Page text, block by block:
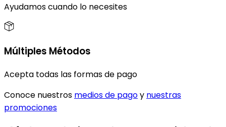
Ayudamos cuando lo necesites
Múltiples Métodos
Acepta todas las formas de pago
Conoce nuestros medios de pagoy nuestras
promociones